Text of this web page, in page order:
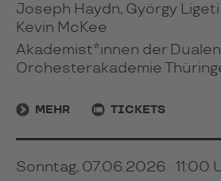
Joseph Haydn, György
Kevin McKee
Akademist*innen der Dualen
Orchesterakademie
MEHR TICKETS
Sonntag, 07.06.2026 · 11:00